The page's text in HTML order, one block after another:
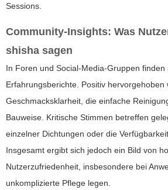
Sessions.
Community-Insights: Was
shisha sagen
In Foren und Social-Media-Gruppen finden
Erfahrungsberichte. Positiv hervorgehoben
Geschmacksklarheit, die einfache
Bauweise. Kritische Stimmen betreffen
einzelner Dichtungen oder die
Insgesamt ergibt sich jedoch ein Bild von
Nutzerzufriedenheit, insbesondere bei
unkomplizierte Pflege legen.